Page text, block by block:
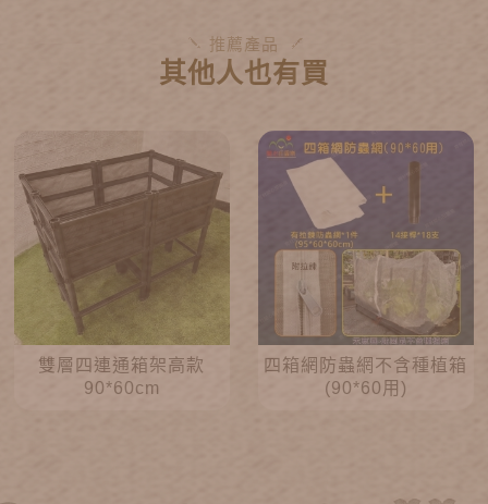
推薦產品
其他人也有買
雙層四連通箱架高款
90*60cm
四箱網防蟲網不含種植箱
(90*60用)